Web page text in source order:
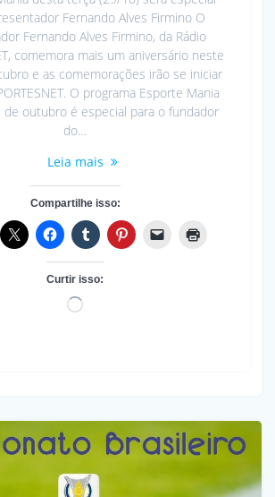
Fernando Alves Firmino O
Fernando Alves Firmino, da Rádio
comemora mais um aniversário neste
e as comemorações irão se iniciar
O programa Esporte Mania
de outubro é especial para o fundador
do…
Leia mais
Compartilhe isso:
Curtir isso:
Carregando...